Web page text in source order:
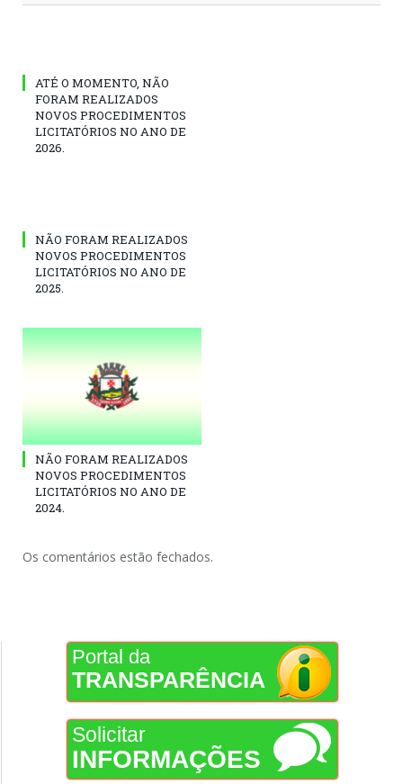
ATÉ O MOMENTO, NÃO
FORAM REALIZADOS
NOVOS PROCEDIMENTOS
LICITATÓRIOS NO ANO DE
2026.
NÃO FORAM REALIZADOS
NOVOS PROCEDIMENTOS
LICITATÓRIOS NO ANO DE
2025.
NÃO FORAM REALIZADOS
NOVOS PROCEDIMENTOS
LICITATÓRIOS NO ANO DE
2024.
Os comentários estão fechados.
Portal da
TRANSPARÊNCIA
Solicitar
INFORMAÇÕES